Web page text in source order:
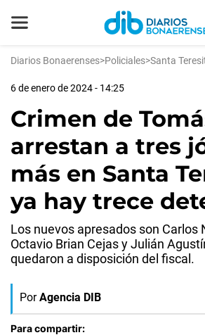
Diarios Bonaerenses>Policiales>Santa
6 de enero de 2024 - 14:25
Crimen de
arrestan a tres
más en Santa
ya hay trece
Los nuevos apresados son Carlos
Octavio Brian Cejas y Julián
quedaron a disposición del fiscal.
Por Agencia DIB
Para compartir: